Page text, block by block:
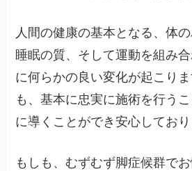
人間の健康の基本となる、体
睡眠の質、そして運動を組み
に何らかの良い変化が起こり
も、基本に忠実に施術を行う
に導くことができ安心しており
もしも、むずむず脚症候群で